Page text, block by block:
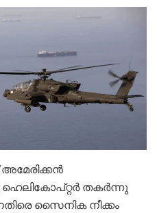
തകർന്നു
സൈനിക നീക്കം